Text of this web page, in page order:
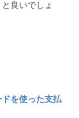
良いでしょ
を使った支払